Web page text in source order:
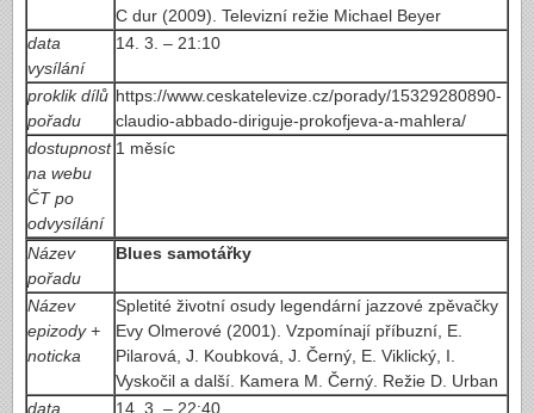
C dur (2009). Televizní režie Michael Beyer
data
vysílání
14. 3. – 21:10
proklik dílů
pořadu
https://www.ceskatelevize.cz/porady/15329280890-
claudio-abbado-diriguje-prokofjeva-a-mahlera/
dostupnost
na webu
ČT po
odvysílání
1 měsíc
Název
pořadu
Blues samotářky
Název
epizody +
noticka
Spletité životní osudy legendární jazzové zpěvačky
Evy Olmerové (2001). Vzpomínají příbuzní, E.
Pilarová, J. Koubková, J. Černý, E. Viklický, I.
Vyskočil a další. Kamera M. Černý. Režie D. Urban
data
14. 3. – 22:40